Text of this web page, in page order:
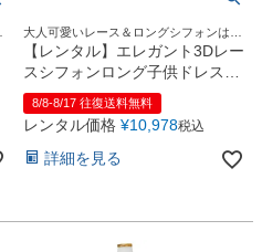
大人可愛いレース＆ロングシフォンはジ
ュニア＆レディースにも人気！
【レンタル】エレガント3Dレー
スシフォンロング子供ドレス
(CDC5006)ネイビー
8/8-8/17 往復送料無料
レンタル価格 ¥10,978税込
詳細を見る